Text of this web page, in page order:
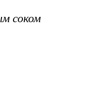
соком